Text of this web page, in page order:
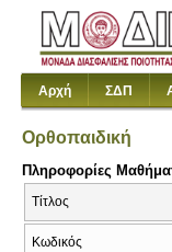
Αρχή ΣΔΠ
Ορθοπαιδική
Πληροφορίες
Τίτλος
Κωδικός